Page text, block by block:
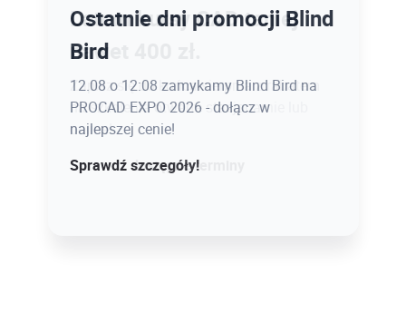
Ostatnie dni promocji Blind
Bird
12.08 o 12:08 zamykamy Blind Bird na
PROCAD EXPO 2026 - dołącz w
najlepszej cenie!
Sprawdź szczegóły!
Latem kursy CAD taniej
nawet 400 zł.
Zapisz się do końca sierpnia z rabatem
na szkolenia otwarte stacjonarnie lub
online!
Sprawdź dostępne terminy
Urządzenia i serwis